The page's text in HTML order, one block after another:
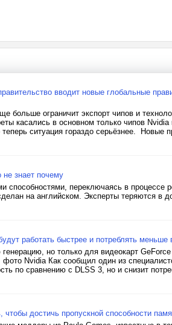
вводит новые глобальные
больше ограничит экспорт чипов и
касались в основном только чипов
ситуация гораздо серьёзнее. Новые
не знает почему
переключаясь в процессе
на английском. Эксперты теряются в
работать быстрее и потреблять меньше
но только для видеокарт
Nvidia Как сообщил один из
по сравнению с DLSS 3, но и снизит
достичь пропускной способности